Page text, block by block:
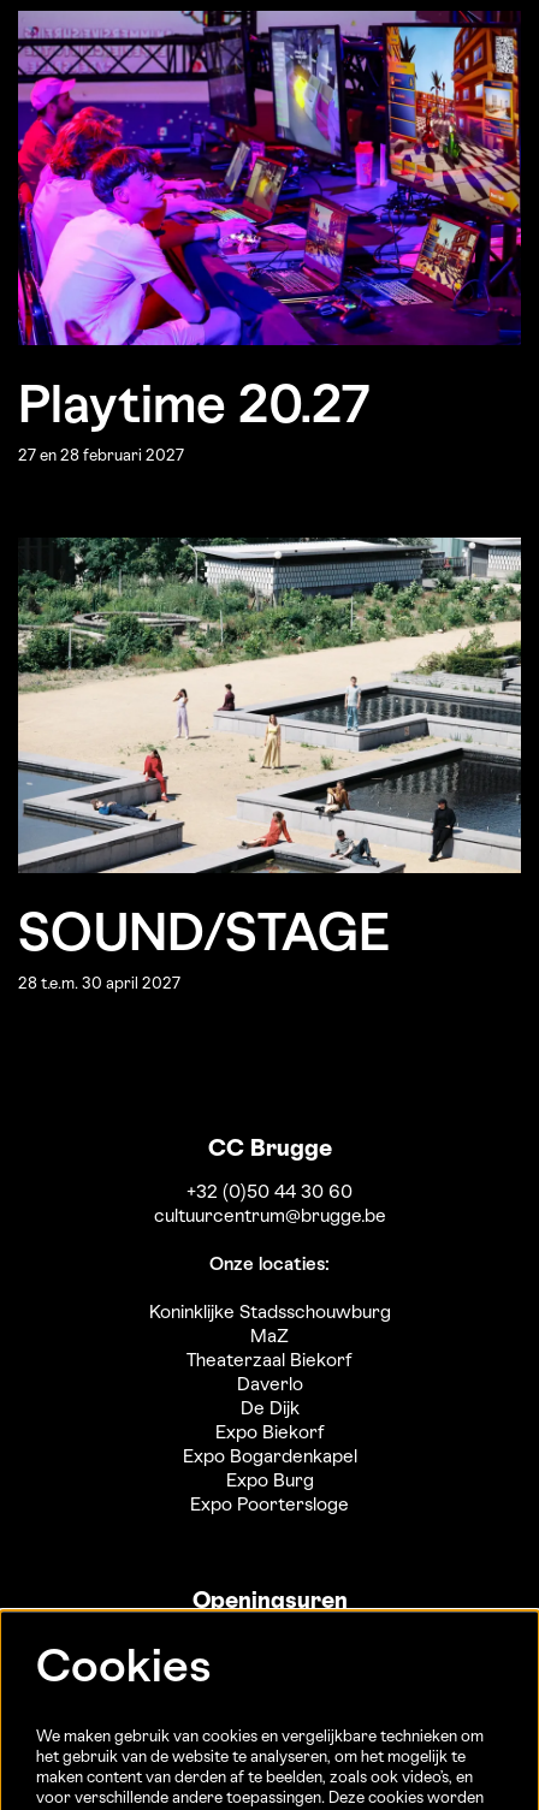
Playtime 20.27
27 en 28 februari 2027
SOUND/STAGE
28 t.e.m. 30 april 2027
CC Brugge
+32 (0)50 44 30 60
cultuurcentrum@brugge.be
Onze locaties:
Koninklijke Stadsschouwburg
MaZ
Theaterzaal Biekorf
Daverlo
De Dijk
Expo Biekorf
Expo Bogardenkapel
Expo Burg
Expo Poortersloge
Openingsuren
Sint-Jakobsstraat 20
15/08)
Cookies
We maken gebruik van cookies en vergelijkbare technieken om
het gebruik van de website te analyseren, om het mogelijk te
maken content van derden af te beelden, zoals ook video’s, en
voor verschillende andere toepassingen. Deze cookies worden